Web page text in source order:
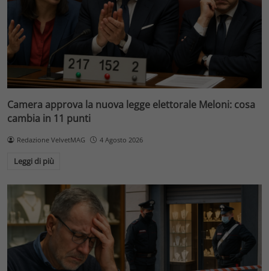
Camera approva la nuova legge elettorale Meloni: cosa
cambia in 11 punti
Redazione VelvetMAG 4 Agosto 2026
Leggi di più